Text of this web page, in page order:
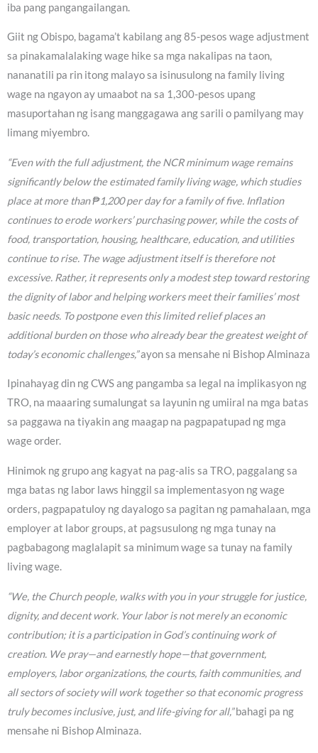
iba pang pangangailangan.
Giit ng Obispo, bagama’t kabilang ang 85-pesos wage adjustment
sa pinakamalalaking wage hike sa mga nakalipas na taon,
nananatili pa rin itong malayo sa isinusulong na family living
wage na ngayon ay umaabot na sa 1,300-pesos upang
masuportahan ng isang manggagawa ang sarili o pamilyang may
limang miyembro.
“Even with the full adjustment, the NCR minimum wage remains
significantly below the estimated family living wage, which studies
place at more than ₱1,200 per day for a family of five. Inflation
continues to erode workers’ purchasing power, while the costs of
food, transportation, housing, healthcare, education, and utilities
continue to rise. The wage adjustment itself is therefore not
excessive. Rather, it represents only a modest step toward restoring
the dignity of labor and helping workers meet their families’ most
basic needs. To postpone even this limited relief places an
additional burden on those who already bear the greatest weight of
today’s economic challenges,”ayon sa mensahe ni Bishop Alminaza
Ipinahayag din ng CWS ang pangamba sa legal na implikasyon ng
TRO, na maaaring sumalungat sa layunin ng umiiral na mga batas
sa paggawa na tiyakin ang maagap na pagpapatupad ng mga
wage order.
Hinimok ng grupo ang kagyat na pag-alis sa TRO, paggalang sa
mga batas ng labor laws hinggil sa implementasyon ng wage
orders, pagpapatuloy ng dayalogo sa pagitan ng pamahalaan, mga
employer at labor groups, at pagsusulong ng mga tunay na
pagbabagong maglalapit sa minimum wage sa tunay na family
living wage.
“We, the Church people, walks with you in your struggle for justice,
dignity, and decent work. Your labor is not merely an economic
contribution; it is a participation in God’s continuing work of
creation. We pray—and earnestly hope—that government,
employers, labor organizations, the courts, faith communities, and
all sectors of society will work together so that economic progress
truly becomes inclusive, just, and life-giving for all,”bahagi pa ng
mensahe ni Bishop Alminaza.